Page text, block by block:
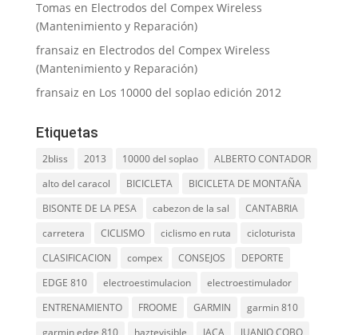
Tomas en Electrodos del Compex Wireless
(Mantenimiento y Reparación)
fransaiz en Electrodos del Compex Wireless
(Mantenimiento y Reparación)
fransaiz en Los 10000 del soplao edición 2012
Etiquetas
2bliss 2013 10000 del soplao
ALBERTO CONTADOR
alto del caracol
BICICLETA
BICICLETA DE MONTAÑA
BISONTE DE LA PESA
cabezon de la sal
CANTABRIA
carretera
CICLISMO ciclismo en ruta
cicloturista
CLASIFICACION
compex CONSEJOS
DEPORTE
EDGE 810
electroestimulacion
electroestimulador
ENTRENAMIENTO
FROOME GARMIN
garmin 810
garmin edge 810
haztevisible JACA JUANJO COBO